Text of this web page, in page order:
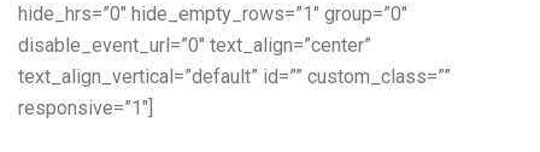
hide_hrs=”0″ hide_empty_rows=”1″ group=”0″
disable_event_url=”0″ text_align=”center”
text_align_vertical=”default” id=”” custom_class=””
responsive=”1″]